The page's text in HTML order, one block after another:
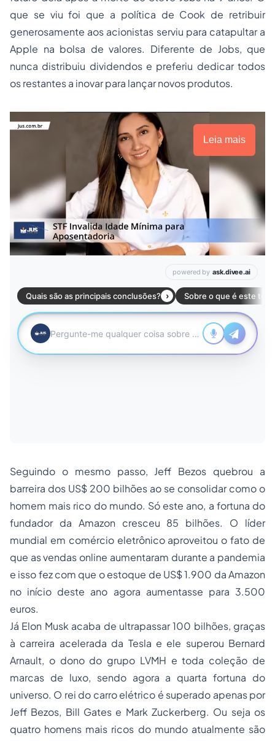
que se viu foi que a política de Cook de retribuir
generosamente aos acionistas serviu para catapultar a
Apple na bolsa de valores. Diferente de Jobs, que
nunca distribuiu dividendos e preferiu dedicar todos
os restantes a inovar para lançar novos produtos.
Leia mais
Seguindo o mesmo passo, Jeff Bezos quebrou a
barreira dos US$ 200 bilhões ao se consolidar como o
homem mais rico do mundo. Só este ano, a fortuna do
fundador da Amazon cresceu 85 bilhões. O líder
mundial em comércio eletrônico aproveitou o fato de
que as vendas online aumentaram durante a pandemia
e isso fez com que o estoque de US$ 1.900 da Amazon
no início deste ano agora aumentasse para 3.500
euros.
Já Elon Musk acaba de ultrapassar 100 bilhões, graças
à carreira acelerada da Tesla e ele superou Bernard
Arnault, o dono do grupo LVMH e toda coleção de
marcas de luxo, sendo agora a quarta fortuna do
universo. O rei do carro elétrico é superado apenas por
Jeff Bezos, Bill Gates e Mark Zuckerberg. Ou seja os
quatro homens mais ricos do mundo atualmente são